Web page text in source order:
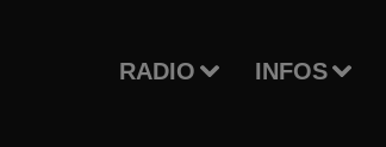
RADIO INFOS